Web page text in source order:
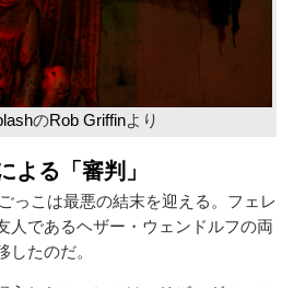
のRob Griffinより
よる「審判」
っこは最悪の結末を迎える。フェレ
人であるヘザー・ウェンドルフの両
たのだ。